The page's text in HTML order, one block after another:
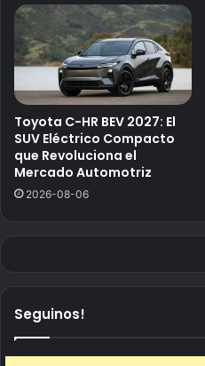
Toyota C-HR BEV 2027: El
SUV Eléctrico Compacto
que Revoluciona el
Mercado Automotriz
2026-08-06
Seguinos!